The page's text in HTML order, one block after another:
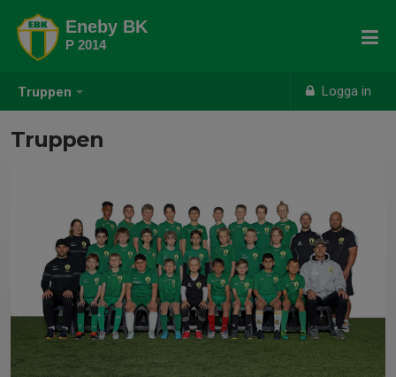
Truppen Logga in
Eneby BK
P 2014
Truppen